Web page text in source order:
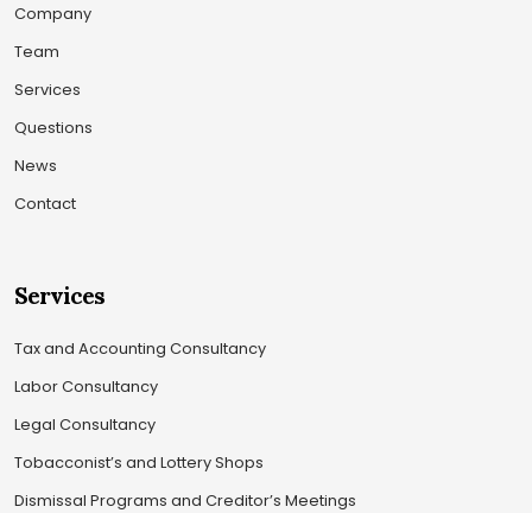
Company
Team
Services
Questions
News
Contact
Services
Tax and Accounting Consultancy
Labor Consultancy
Legal Consultancy
Tobacconist’s and Lottery Shops
Dismissal Programs and Creditor’s Meetings